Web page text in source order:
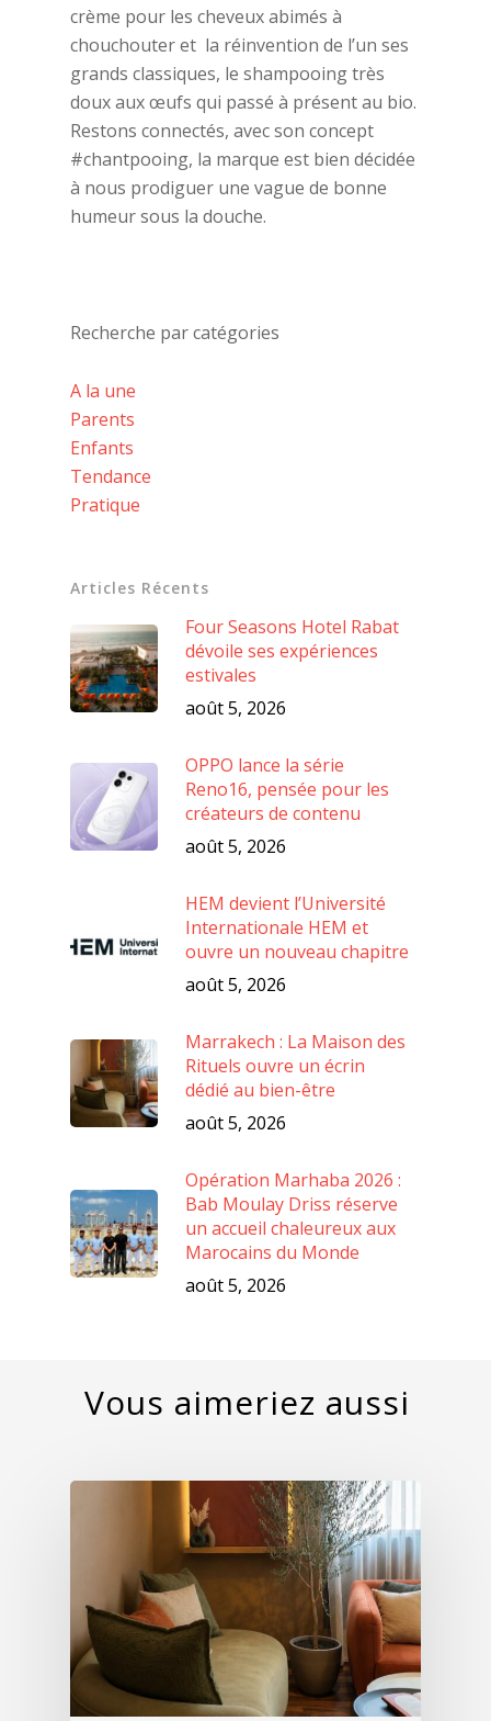
crème pour les cheveux abimés à
chouchouter et la réinvention de l’un ses
grands classiques, le shampooing très
doux aux œufs qui passé à présent au bio.
Restons connectés, avec son concept
#chantpooing, la marque est bien décidée
à nous prodiguer une vague de bonne
humeur sous la douche.
Recherche par catégories
A la une
Parents
Enfants
Tendance
Pratique
Articles Récents
Four Seasons Hotel Rabat
dévoile ses expériences
estivales
août 5, 2026
OPPO lance la série
Reno16, pensée pour les
créateurs de contenu
août 5, 2026
HEM devient l’Université
Internationale HEM et
ouvre un nouveau chapitre
août 5, 2026
Marrakech : La Maison des
Rituels ouvre un écrin
dédié au bien-être
août 5, 2026
Opération Marhaba 2026 :
Bab Moulay Driss réserve
un accueil chaleureux aux
Marocains du Monde
août 5, 2026